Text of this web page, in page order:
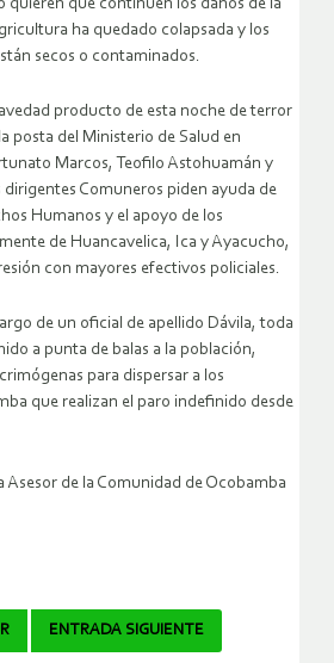
quieren que continúen los daños de la
ha quedado colapsada y los
secos o contaminados.
producto de esta noche de terror
posta del Ministerio de Salud en
Marcos, Teofilo Astohuamán y
dirigentes Comuneros piden ayuda de
Humanos y el apoyo de los
de Huancavelica, Ica y Ayacucho,
con mayores efectivos policiales.
de un oficial de apellido Dávila, toda
a punta de balas a la población,
para dispersar a los
que realizan el paro indefinido desde
de la Comunidad de Ocobamba
ENTRADA SIGUIENTE